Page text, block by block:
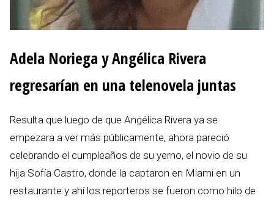
Adela Noriega y Angélica Rivera
regresarían en una telenovela juntas
Resulta que luego de que Angélica Rivera ya se
empezara a ver más públicamente, ahora pareció
celebrando el cumpleaños de su yerno, el novio de su
hija Sofía Castro, donde la captaron en Miami en un
restaurante y ahí los reporteros se fueron como hilo de